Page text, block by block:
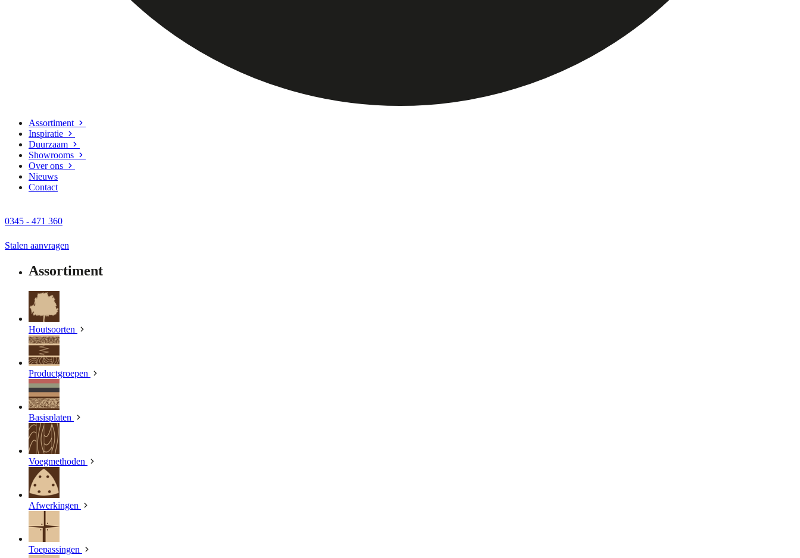
Assortiment
Inspiratie
Duurzaam
Showrooms
Over ons
Nieuws
Contact
0345 - 471 360
Stalen aanvragen
Assortiment
Houtsoorten
Productgroepen
Basisplaten
Voegmethoden
Afwerkingen
Toepassingen